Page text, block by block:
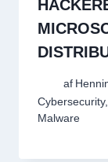
af
Cybersecurity,
Malware